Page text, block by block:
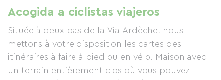
Ardèche, que ofrece numerosas oportunidades
para hacer turismo y disfrutar de diversas
actividades. La cocina totalmente equipada, con
su gran isla central, se abre a dos terrazas y está
integrada al salón, con el Mont Lozère como
telón de fondo. Todas las habitaciones tienen
Acogida a ciclistas viajeros
Située à deux pas de la Via Ardèche, nous
mettons à votre disposition les cartes des
itinéraires à faire à pied ou en vélo. Maison avec
un terrain entièrement clos où vous pouvez